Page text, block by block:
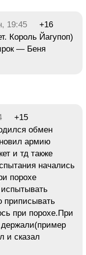
19:45
+16
Король Йагупоп)
— Беня
+15
обмен
армию
и тд также
начались
порохе
приписывать
при порохе.При
и сказал